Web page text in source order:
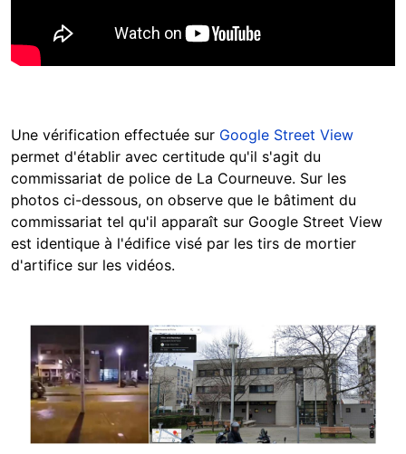
Une vérification effectuée sur Google Street View
permet d'établir avec certitude qu'il s'agit du
commissariat de police de La Courneuve. Sur les
photos ci-dessous, on observe que le bâtiment du
commissariat tel qu'il apparaît sur Google Street View
est identique à l'édifice visé par les tirs de mortier
d'artifice sur les vidéos.